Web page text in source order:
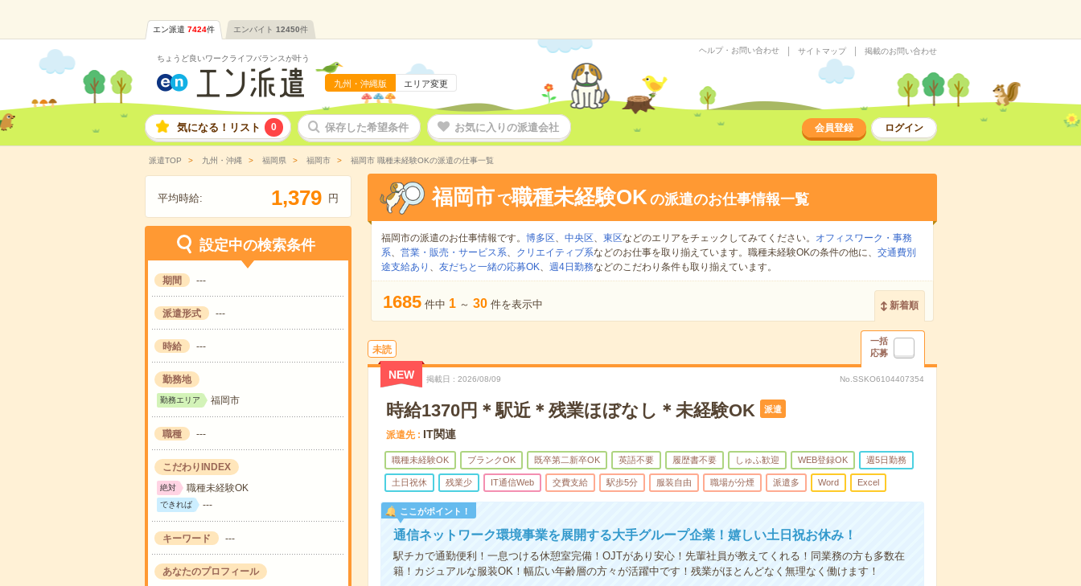
エン派遣 7424件 エンバイト 12450件
ちょうど良いワークライフバランスが叶う
九州・沖縄版 エリア変更
ヘルプ・お問い合わせ サイトマップ 掲載のお問い合わせ
気になる！リスト 0 保存した希望条件 お気に入りの派遣会社 会員登録 ログイン
派遣TOP 九州・沖縄 福岡県 福岡市 福岡市 職種未経験OKの派遣の仕事一覧
平均時給: 1,379 円
設定中の検索条件
期間 ---
派遣形式 ---
時給 ---
勤務地
勤務エリア 福岡市
職種 ---
こだわりINDEX
絶対 職種未経験OK
できれば ---
キーワード ---
あなたのプロフィール
福岡市 で職種未経験OKの派遣のお仕事情報一覧
福岡市の派遣のお仕事情報です。 博多区、 中央区、 東区などのエリアをチェックしてみてください。
オフィスワーク・事務
系、 営業・販売・サービス系、 クリエイティブ系などのお仕事を取り揃えています。職種未経験OKの条件の他に、 交通費別
途支給あり 、 友だちと一緒の応募OK、 週4日勤務などのこだわり条件も取り揃えています。
1685 件中 1 ～ 30 件を表示中 新着順
未読
一括
応募
NEW 掲載日 2026/08/09 No.SSKO6104407354
時給1370円＊駅近＊残業ほぼなし＊未経験OK 派遣
派遣先 IT関連
職種未経験OK ブランクOK 既卒第二新卒OK 英語不要 履歴書不要 しゅふ歓迎 WEB登録OK 週5日勤務
土日祝休 残業少 IT通信Web 交費支給 駅歩5分 服装自由 職場が分煙 派遣多 Word Excel
ここがポイント！
通信ネットワーク環境事業を展開する大手グループ企業！嬉しい土日祝お休み！
駅チカで通勤便利！一息つける休憩室完備！OJTがあり安心！先輩社員が教えてくれる！同業務の方も多数在
籍！カジュアルな服装OK！幅広い年齢層の方々が活躍中です！残業がほとんどなく無理なく働けます！